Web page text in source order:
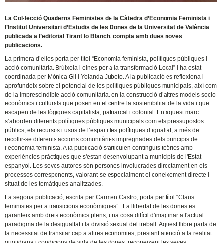
La Col·lecció Quaderns Feministes de la Càtedra d’Economia Feminista i
l’Institut Universitari d’Estudis de les Dones de la Universitat de València
publicada a l’editorial Tirant lo Blanch, compta amb dues noves
publicacions.
La primera d’elles porta per títol “Economia feminista, polítiques públiques i
acció comunitària. Brúixola i eines per a la transformació Local” i ha estat
coordinada per Mònica Gil i Yolanda Jubeto. A la publicació es reflexiona i
aprofundeix sobre el potencial de les polítiques públiques municipals, així com
de la imprescindible acció comunitària, en la construcció d’altres models socio
econòmics i culturals que posen en el centre la sostenibilitat de la vida i que
escapen de les lògiques capitalista, patriarcal i colonial. En aquest marc
s’aborden diferents polítiques públiques municipals com els pressupostos
públics, els recursos i usos de l’espai i les polítiques d’igualtat, a més de
recollir-se diferents accions comunitàries impregnades dels principis de
l’economia feminista. A la publicació s'articulen continguts teòrics amb
experiències pràctiques que s'estan desenvolupant a municipis de l'Estat
espanyol. Les seves autores són persones involucrades directament en els
processos corresponents, valorant-se especialment el coneixement directe i
situat de les temàtiques analitzades.
La segona publicació, escrita per Carmen Castro, porta per títol “Claus
feministes per a transicions econòmiques”. La llibertat de les dones es
garanteix amb drets econòmics plens, una cosa difícil d'imaginar a l'actual
paradigma de la desigualtat i la divisió sexual del treball. Aquest llibre parla de
la necessitat de transitar cap a altres economies, prestant atenció a la realitat